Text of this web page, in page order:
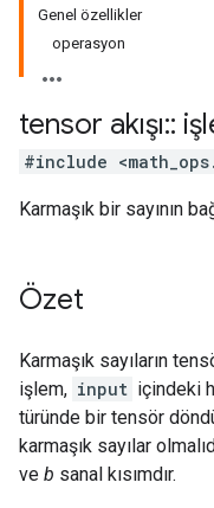
Genel özellikler
operasyon
tensor akışı::
#include
Karmaşık bir sayının
Özet
Karmaşık sayıların
işlem, input içindeki
türünde bir tensör
karmaşık sayılar
ve b sanal kısımdır.